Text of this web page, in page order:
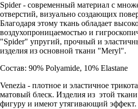
Spider - современный материал с
отверстий, визуально создающих
Благодаря этому ткань обладает
воздухопроницаемостью и
"Spider" упругий, прочный и
изделия из основной ткани "Meryl".
Состав: 90% Polyamide, 10% Elastane
Venezia - плотное и эластичное
матовый блеск. Изделия из этой
фигуру и имеют утягивающий эффект.